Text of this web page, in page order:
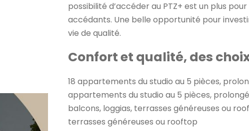
possibilité d’accéder au PTZ+ est un plus
accédants. Une belle opportunité pour
vie de qualité.
Confort et qualité, des
18 appartements du studio au 5 pièces,
appartements du studio au 5 pièces,
balcons, loggias, terrasses généreuses ou
terrasses généreuses ou rooftop